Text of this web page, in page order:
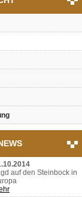
auf den Steinbock in